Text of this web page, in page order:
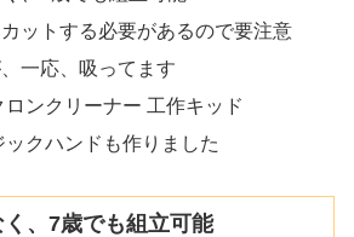
ットする必要があるので要注意
一応、吸ってます
ロンクリーナー 工作キッド
クハンドも作りました
、7歳でも組立可能